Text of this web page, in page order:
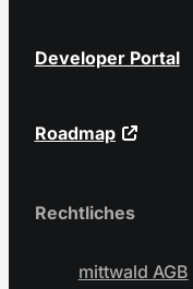
Developer Portal
Roadmap
Rechtliches
mittwald AGB